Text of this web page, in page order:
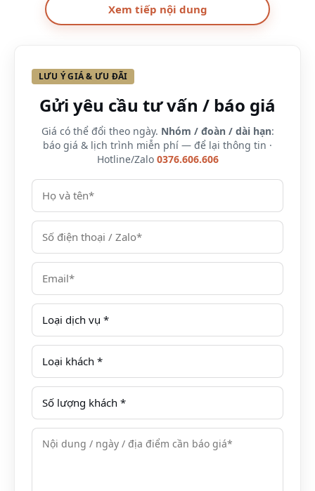
Premium
02 48m2
Tầng
Family Premium
Terrace Suite
Orchid Premium
Exclusive Suite
Các dịch bao gồm:
• Nước hoa quả tươi theo mùa chào đón
• Khăn lạnh chào đón
• Không giới hạn sử dụng bể sục ngoài trời lớn
• Dịch vụ Quản gia tiếng Anh 24/24
• Phòng ngủ tiện nghi và điều hòa hai chiều, trọn view
hướng biển, bồn sục Jacuzzi
• Đồ uống trong bar miễn phí bao gồm: 02 chai nước
500ml, 02 lon coca cola, 02 lon sprite.
• Các bữa ăn trên tàu: 01 bữa sáng kiểu set menu, 01
bữa tối gọi theo món, 01 bữa trưa và 01 bữa phụ kết
hợp áp dụng cho chương trình 2 ngày 1 đêm. Cung
cấp dịch vụ ăn tại phòng theo yêu cầu của khách.
• Âm nhạc cung cấp tại quầy bar nhà hàng và quầy
Xem tiếp nội dung
LƯU Ý GIÁ & ƯU ĐÃI
Gửi yêu cầu tư vấn / báo giá
Giá có thể đổi theo ngày. Nhóm / đoàn / dài hạn:
báo giá & lịch trình miễn phí — để lại thông tin ·
Hotline/Zalo 0376.606.606